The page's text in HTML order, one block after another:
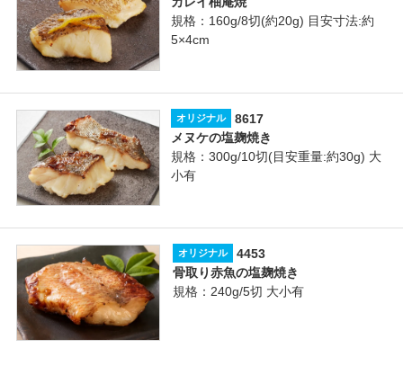
規格：160g/8切(約20g) 目安寸法:約
5×4cm
オリジナル
8617
メヌケの塩麹焼き
規格：300g/10切(目安重量:約30g) 大
小有
オリジナル
4453
骨取り赤魚の塩麹焼き
規格：240g/5切 大小有